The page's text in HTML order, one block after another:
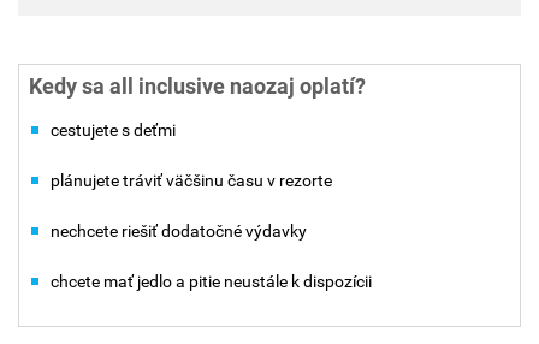
Kedy sa all inclusive naozaj oplatí?
cestujete s deťmi
plánujete tráviť väčšinu času v rezorte
nechcete riešiť dodatočné výdavky
chcete mať jedlo a pitie neustále k dispozícii